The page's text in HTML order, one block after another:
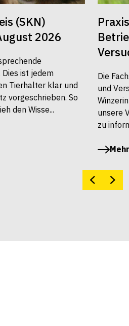
(SKN)
2026
ist jedem
Tierhalter klar und
vorgeschrieben. So
den Wisse...
Die
und
unsere
zu